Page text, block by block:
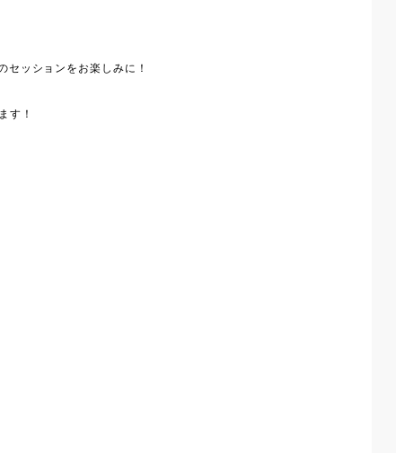
ッションをお楽しみに！
す！